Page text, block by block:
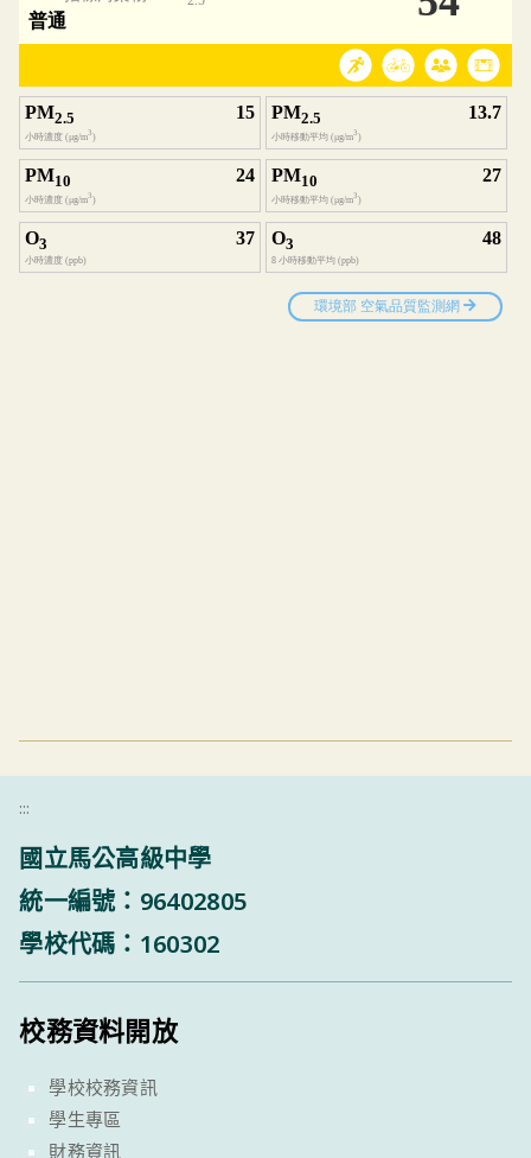
:::
國立馬公高級中學
統一編號：96402805
學校代碼：160302
校務資料開放
學校校務資訊
學生專區
財務資訊